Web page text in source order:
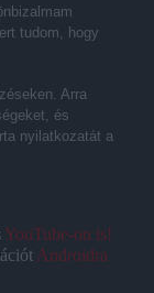
tudom, hogy
Arra
és
nyilatkozatát a
YouTube-on is!
Androidra